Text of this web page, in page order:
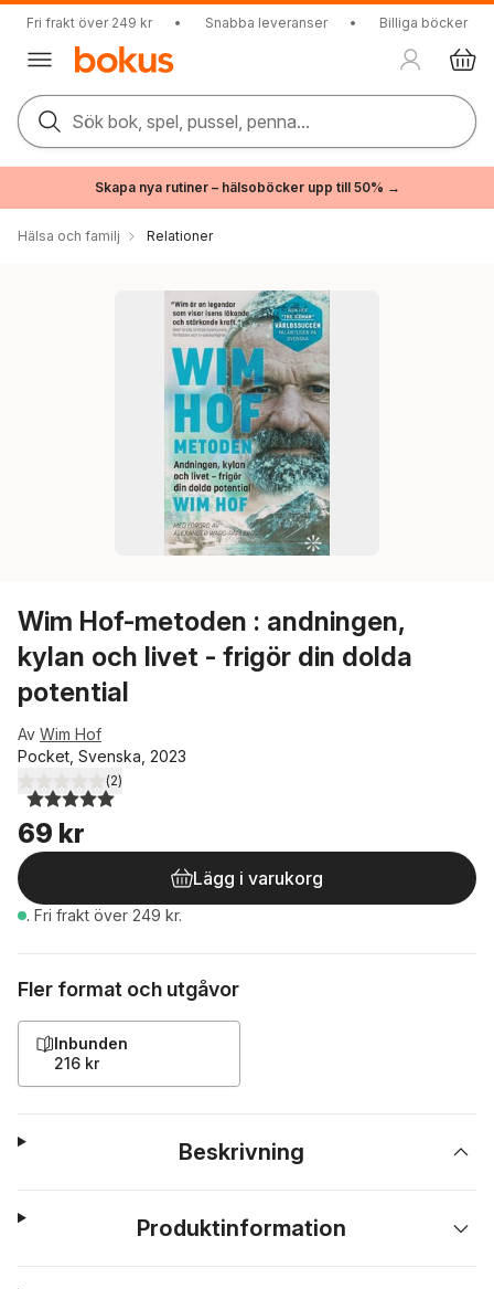
Fri frakt över 249 kr • Snabba leveranser • Billiga böcker
Sök bok, spel, pussel, penna...
Skapa nya rutiner – hälsoböcker upp till 50% →
Hälsa och familj Relationer
Wim Hof-metoden : andningen,
kylan och livet - frigör din dolda
potential
Av Wim Hof
Pocket, Svenska, 2023
5,0utav 5 stjärnor. Totalt antal röster:
(2)
69 kr
Lägg i varukorg
. Fri frakt över 249 kr.
Fler format och utgåvor
Inbunden
216 kr
Beskrivning
Produktinformation